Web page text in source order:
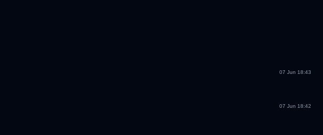
07 Jun 18:43
07 Jun 18:42